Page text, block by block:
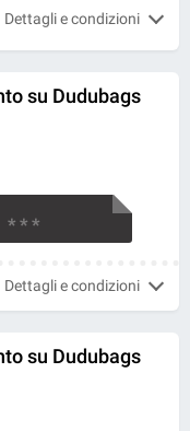
Dettagli e condizioni
su Dudubags
* * *
Dettagli e condizioni
su Dudubags